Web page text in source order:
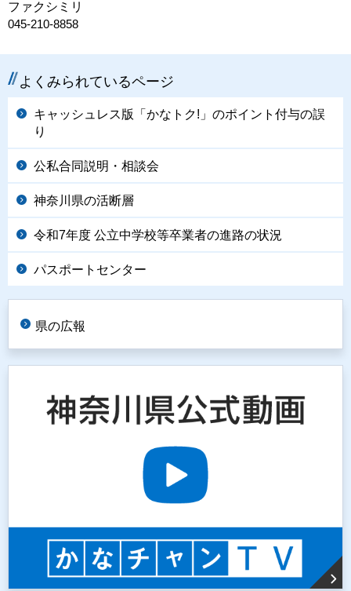
ファクシミリ
045-210-8858
よくみられているページ
キャッシュレス版「かなトク!」のポイント付与の誤
り
公私合同説明・相談会
神奈川県の活断層
令和7年度 公立中学校等卒業者の進路の状況
パスポートセンター
県の広報